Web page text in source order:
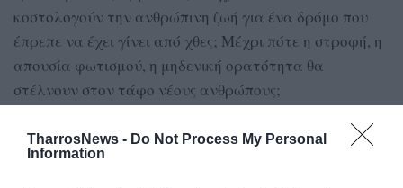
TharrosNews - Do Not Process My Personal
Information
κοστολογούν την ανθρώπινη ζωή για ένα δρόμο που
έπρεπε να έχει γίνει από χθες; Μέχρι πότε η στροφή, η
απουσία φωτισμού, η μηδενική ορατότητα θα
στέλνουν στον τάφο νέους ανθρώπους;
Α.Π.